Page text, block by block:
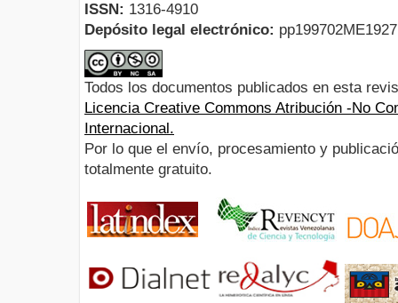
ISSN: 1316-4910
Depósito legal electrónico:
Todos los documentos publicados en esta
Licencia Creative Commons Atribución -No
Internacional.
Por lo que el envío, procesamiento y
totalmente gratuito.